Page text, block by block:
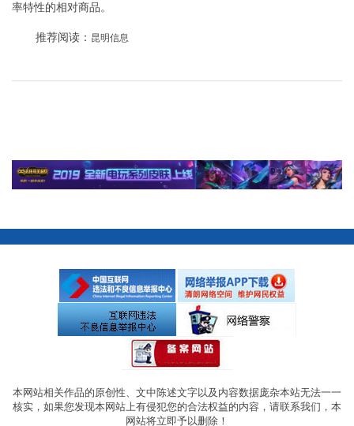
率特性的相对商品。
推荐阅读： 昆明信息
本网站相关作品的原创性、文中陈述文字以及内容数据庞杂本站无法一一
核实，如果您发现本网站上有侵犯您的合法权益的内容，请联系我们，本
网站将立即予以删除！